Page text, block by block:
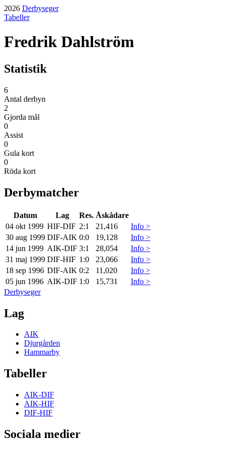
2026 Derbyseger
Tabeller
Fredrik Dahlström
Statistik
6
Antal derbyn
2
Gjorda mål
0
Assist
0
Gula kort
0
Röda kort
Derbymatcher
Datum Lag Res. Åskådare
04 okt 1999 HIF-DIF 2:1 21,416
Info >
30 aug 1999 DIF-AIK 0:0 19,128
Info >
14 jun 1999 AIK-DIF 3:1 28,054
Info >
31 maj 1999 DIF-HIF 1:0 23,066
Info >
18 sep 1996 DIF-AIK 0:2 11,020
Info >
05 jun 1996 AIK-DIF 1:0 15,731
Info >
Derbyseger
Lag
AIK
Djurgården
Hammarby
Tabeller
AIK-DIF
AIK-HIF
DIF-HIF
Sociala medier